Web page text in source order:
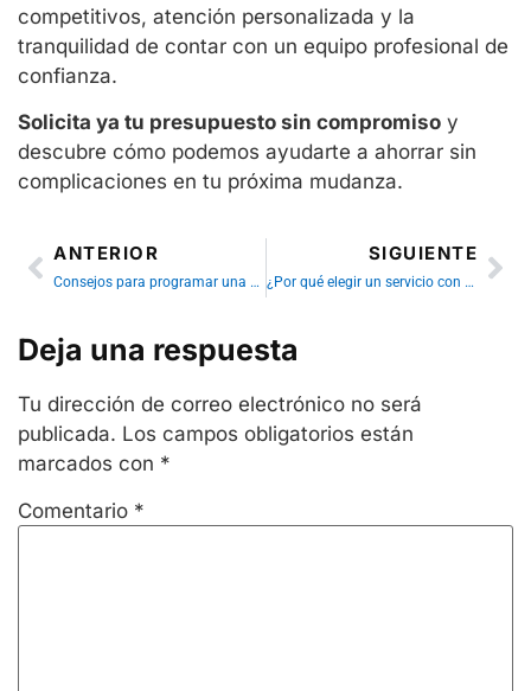
competitivos, atención personalizada y la
tranquilidad de contar con un equipo profesional de
confianza.
Solicita ya tu presupuesto sin compromiso y
descubre cómo podemos ayudarte a ahorrar sin
complicaciones en tu próxima mudanza.
ANTERIOR
Consejos para programar una mudanza más ecológica
SIGUIENTE
¿Por qué elegir un servicio con elevador montamuebles en tu mudanza?
Deja una respuesta
Tu dirección de correo electrónico no será
publicada. Los campos obligatorios están
marcados con *
Comentario *